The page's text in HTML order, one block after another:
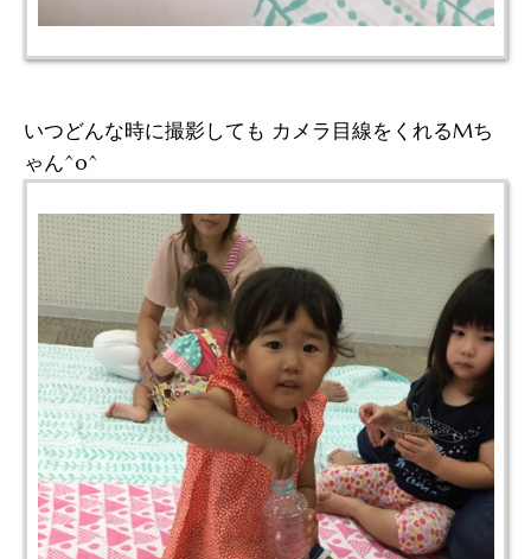
いつどんな時に撮影しても カメラ目線をくれるMち
ゃん^o^